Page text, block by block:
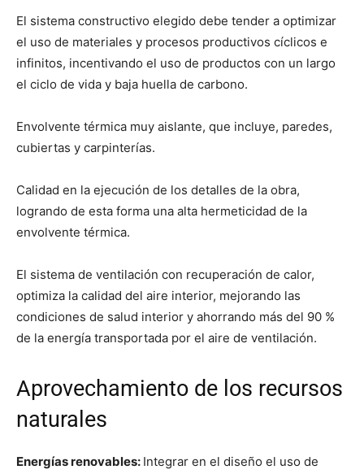
El sistema constructivo elegido debe tender a optimizar
el uso de materiales y procesos productivos cíclicos e
infinitos, incentivando el uso de productos con un largo
el ciclo de vida y baja huella de carbono.
Envolvente térmica muy aislante, que incluye, paredes,
cubiertas y carpinterías.
Calidad en la ejecución de los detalles de la obra,
logrando de esta forma una alta hermeticidad de la
envolvente térmica.
El sistema de ventilación con recuperación de calor,
optimiza la calidad del aire interior, mejorando las
condiciones de salud interior y ahorrando más del 90 %
de la energía transportada por el aire de ventilación.
Aprovechamiento de los recursos
naturales
Energías renovables: Integrar en el diseño el uso de